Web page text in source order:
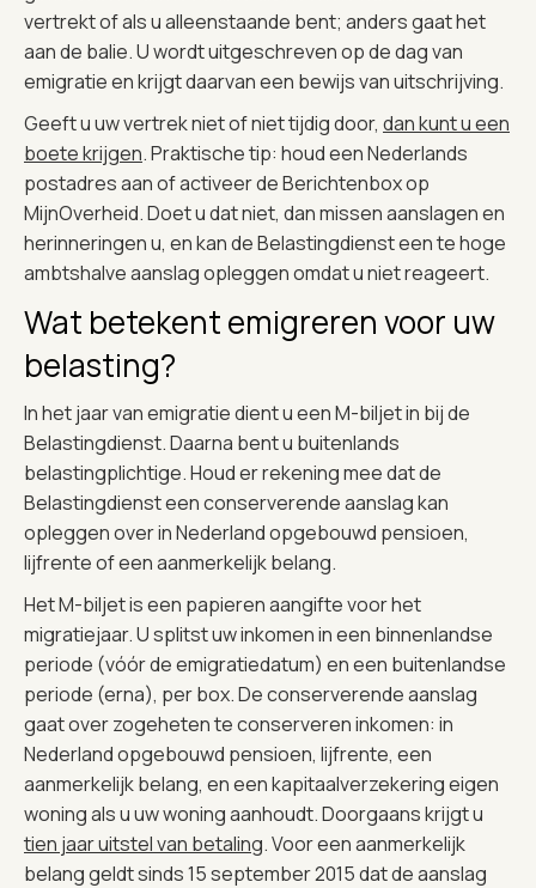
vertrekt of als u alleenstaande bent; anders gaat het
aan de balie. U wordt uitgeschreven op de dag van
emigratie en krijgt daarvan een bewijs van uitschrijving.
Geeft u uw vertrek niet of niet tijdig door, dan kunt u een
boete krijgen. Praktische tip: houd een Nederlands
postadres aan of activeer de Berichtenbox op
MijnOverheid. Doet u dat niet, dan missen aanslagen en
herinneringen u, en kan de Belastingdienst een te hoge
ambtshalve aanslag opleggen omdat u niet reageert.
Wat betekent emigreren voor uw
belasting?
In het jaar van emigratie dient u een M-biljet in bij de
Belastingdienst. Daarna bent u buitenlands
belastingplichtige. Houd er rekening mee dat de
Belastingdienst een conserverende aanslag kan
opleggen over in Nederland opgebouwd pensioen,
lijfrente of een aanmerkelijk belang.
Het M-biljet is een papieren aangifte voor het
migratiejaar. U splitst uw inkomen in een binnenlandse
periode (vóór de emigratiedatum) en een buitenlandse
periode (erna), per box. De conserverende aanslag
gaat over zogeheten te conserveren inkomen: in
Nederland opgebouwd pensioen, lijfrente, een
aanmerkelijk belang, en een kapitaalverzekering eigen
woning als u uw woning aanhoudt. Doorgaans krijgt u
tien jaar uitstel van betaling. Voor een aanmerkelijk
belang geldt sinds 15 september 2015 dat de aanslag